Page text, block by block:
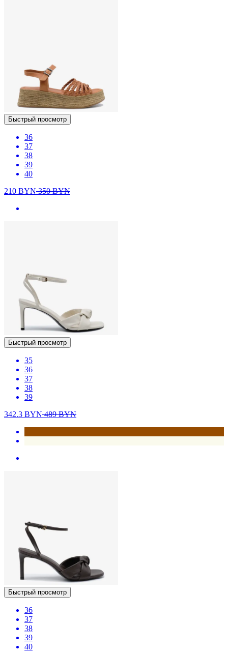
Быстрый просмотр
36
37
38
39
40
210 BYN350BYN
Быстрый просмотр
35
36
37
38
39
342.3 BYN489BYN
Быстрый просмотр
36
37
38
39
40